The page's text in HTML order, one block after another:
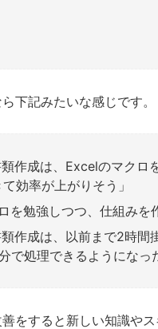
下記みたいな感じです。
作成は、Excelのマクロ
効率が上がりそう」
を勉強しつつ、仕組みを
作成は、以前まで2時間
で処理できるようになっ
をすると新しい知識や